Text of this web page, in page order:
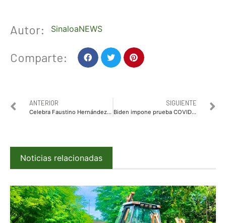
Autor: SinaloaNEWS
Comparte:
ANTERIOR
Celebra Faustino Hernández el pago de cosechas a productores defraudados por Multigranos
SIGUIENTE
Biden impone prueba COVID previa y cuarentena de 14 días a viajeros internacionales. Empezando… ya
Noticias relacionadas